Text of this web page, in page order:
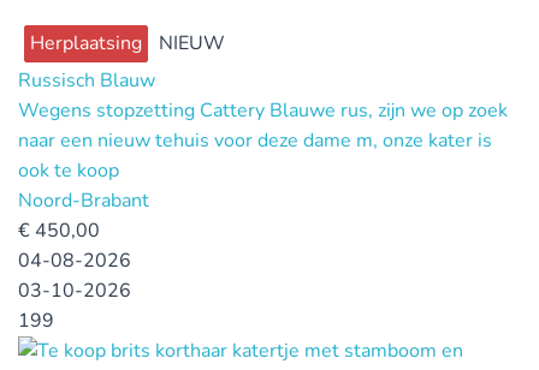
Herplaatsing
NIEUW
Russisch Blauw
Wegens stopzetting Cattery Blauwe rus, zijn we op zoek
naar een nieuw tehuis voor deze dame m, onze kater is
ook te koop
Noord-Brabant
€ 450,00
04-08-2026
03-10-2026
199